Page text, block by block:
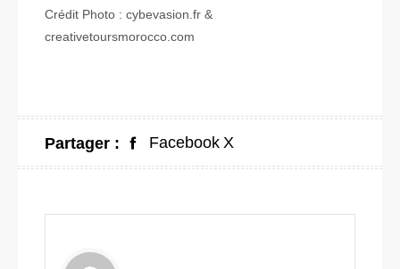
Crédit Photo : cybevasion.fr &
creativetoursmorocco.com
Partager : Facebook X